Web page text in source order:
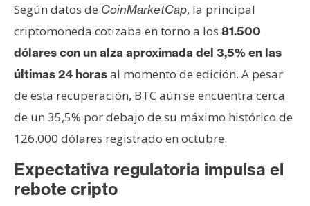
o
s
C
o
n
t
c
t
Según datos de CoinMarketCap, la principal
criptomoneda cotizaba en torno a los 81.500
dólares con un alza aproximada del 3,5% en las
últimas 24 horasal momento de edición. A pesar
de esta recuperación, BTC aún se encuentra cerca
de un 35,5% por debajo de su máximo histórico de
126.000 dólares registrado en octubre.
Expectativa regulatoria impulsa el
rebote cripto